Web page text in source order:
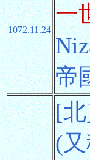
1072.11.24
一
帝
[
(